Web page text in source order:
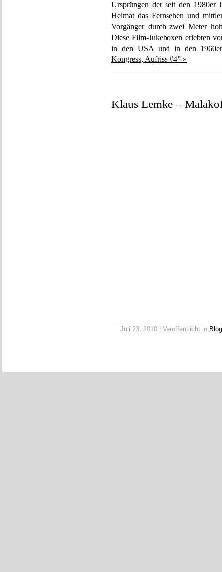
Ursprüngen der seit den 1980er
Heimat das Fernsehen und
Vorgänger durch zwei Meter
Diese Film-Jukeboxen erlebten
in den USA und in den
Kongress, Aufriss #4” »
Klaus Lemke –
Juli 23, 2010 | Veröffentlicht in Blog